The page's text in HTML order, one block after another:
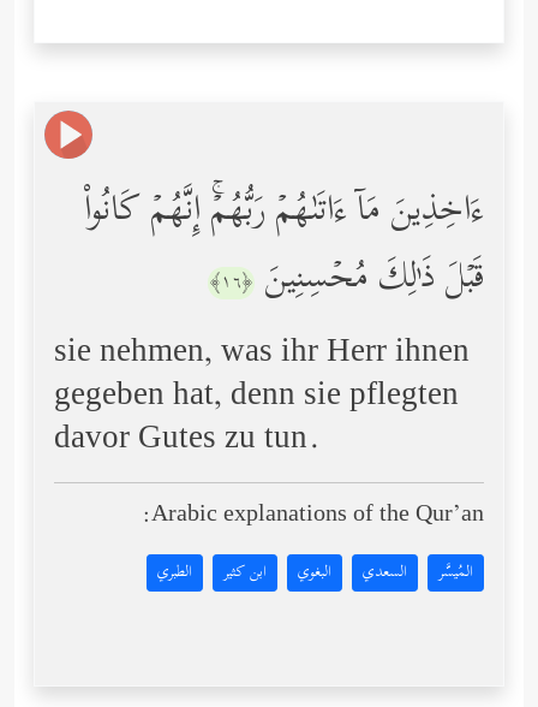
ءَاخِذِینَ مَاۤ ءَاتَىٰهُمۡ رَبُّهُمۡۚ إِنَّهُمۡ كَانُواْ
قَبۡلَ ذَ ٰ⁠لِكَ مُحۡسِنِینَ ﴿١٦﴾
sie nehmen, was ihr Herr ihnen
gegeben hat, denn sie pflegten
davor Gutes zu tun.
Arabic explanations of the Qur’an:
المُيسَّر السعدي البغوي ابن كثير الطبري